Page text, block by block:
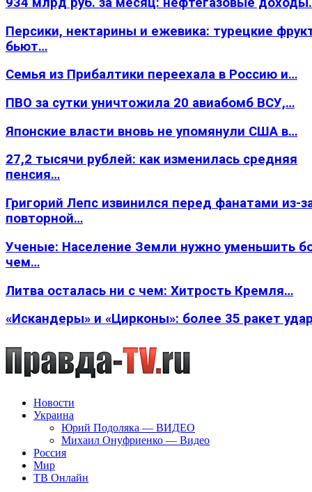
Персики, нектарины и ежевика: турецкие
бьют…
Семья из Прибалтики переехала в Россию и…
ПВО за сутки уничтожила 20 авиабомб ВСУ,…
Японские власти вновь не упомянули США в…
27,2 тысячи рублей: как изменилась средняя
пенсия…
Григорий Лепс извинился перед фанатами из-
повторной…
Ученые: Население Земли нужно уменьшить
чем…
Литва осталась ни с чем: Хитрость Кремля…
«Искандеры» и «Цирконы»: более 35 ракет
Новости
Украина
Юрий Подоляка — ВИДЕО
Михаил Онуфриенко — Видео
Россия
Мир
ТВ Онлайн